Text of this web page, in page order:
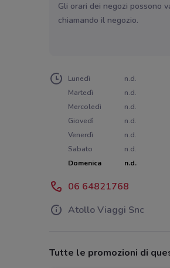
Gli orari dei negozi possono
chiamando il negozio.
Lunedì
n.d.
Martedì
n.d.
Mercoledì
n.d.
Giovedì
n.d.
Venerdì
n.d.
Sabato
n.d.
Domenica
n.d.
06 64821768
Atollo Viaggi Snc
Tutte le promozioni di